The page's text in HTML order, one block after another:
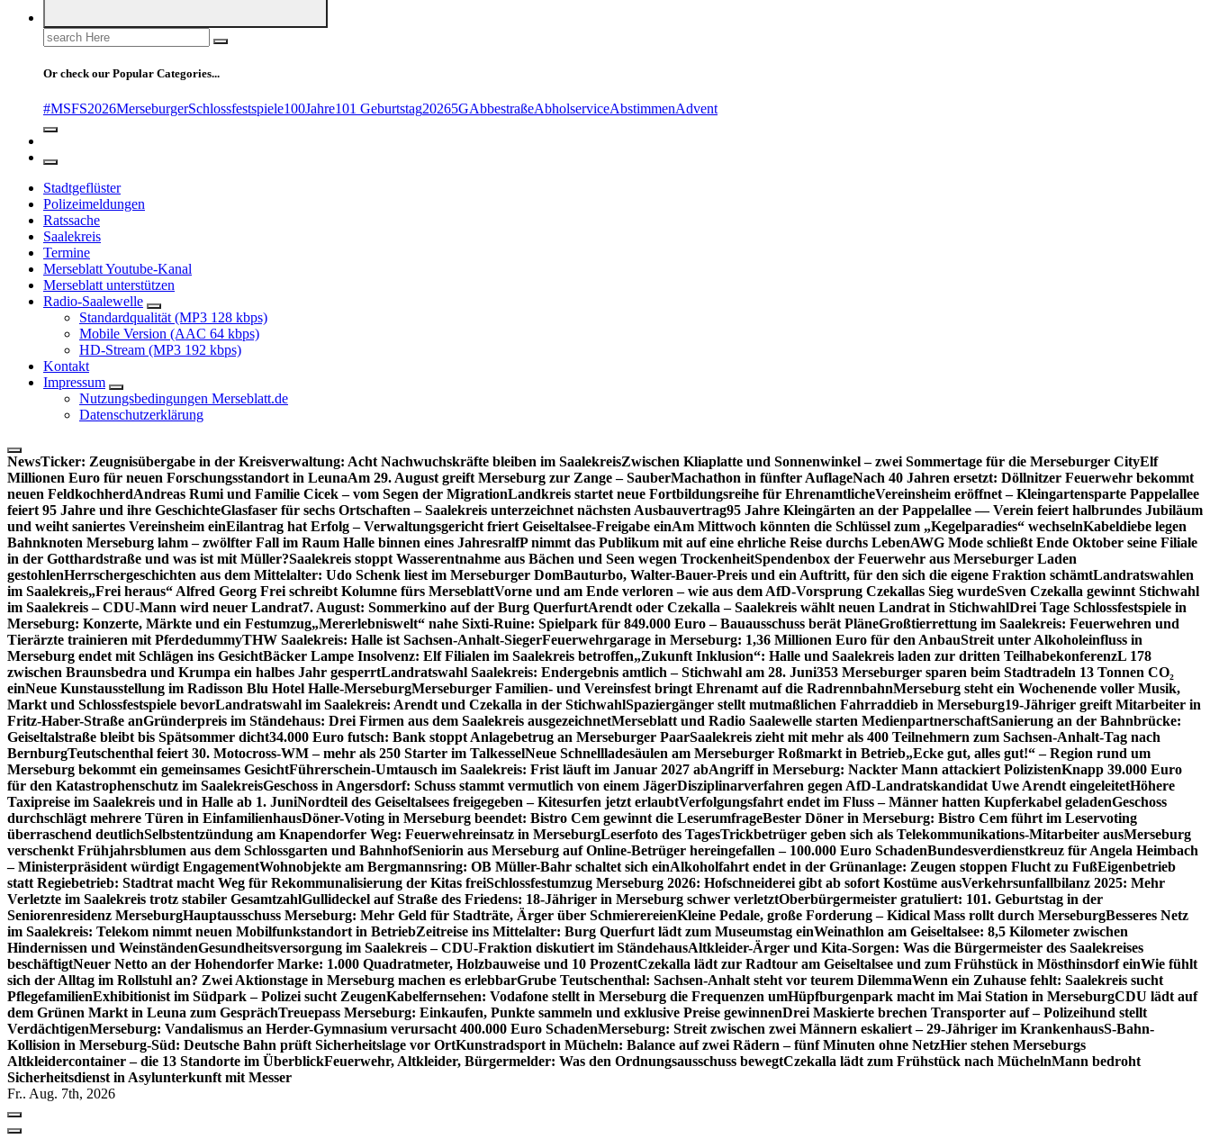
Search
for:
Or check our Popular Categories...
#MSFS2026MerseburgerSchlossfestspiele100Jahre101 Geburtstag20265GAbbestraßeAbholserviceAbstimmenAdvent
Stadtgeflüster
Polizeimeldungen
Ratssache
Saalekreis
Termine
Merseblatt Youtube-Kanal
Merseblatt unterstützen
Radio-Saalewelle
Standardqualität (MP3 128 kbps)
Mobile Version (AAC 64 kbps)
HD-Stream (MP3 192 kbps)
Kontakt
Impressum
Nutzungsbedingungen Merseblatt.de
Datenschutzerklärung
NewsTicker: Zeugnisübergabe in der Kreisverwaltung: Acht Nachwuchskräfte bleiben im SaalekreisZwischen Kliaplatte und Sonnenwinkel – zwei Sommertage für die Merseburger CityElf
Millionen Euro für neuen Forschungsstandort in LeunaAm 29. August greift Merseburg zur Zange – SauberMachathon in fünfter AuflageNach 40 Jahren ersetzt: Döllnitzer Feuerwehr bekommt
neuen FeldkochherdAndreas Rumi und Familie Cicek – vom Segen der MigrationLandkreis startet neue Fortbildungsreihe für EhrenamtlicheVereinsheim eröffnet – Kleingartensparte Pappelallee
feiert 95 Jahre und ihre GeschichteGlasfaser für sechs Ortschaften – Saalekreis unterzeichnet nächsten Ausbauvertrag95 Jahre Kleingärten an der Pappelallee — Verein feiert halbrundes Jubiläum
und weiht saniertes Vereinsheim einEilantrag hat Erfolg – Verwaltungsgericht friert Geiseltalsee-Freigabe einAm Mittwoch könnten die Schlüssel zum „Kegelparadies“ wechselnKabeldiebe legen
Bahnknoten Merseburg lahm – zwölfter Fall im Raum Halle binnen eines JahresralfP nimmt das Publikum mit auf eine ehrliche Reise durchs LebenAWG Mode schließt Ende Oktober seine Filiale
in der Gotthardstraße und was ist mit Müller?Saalekreis stoppt Wasserentnahme aus Bächen und Seen wegen TrockenheitSpendenbox der Feuerwehr aus Merseburger Laden
gestohlenHerrschergeschichten aus dem Mittelalter: Udo Schenk liest im Merseburger DomBauturbo, Walter-Bauer-Preis und ein Auftritt, für den sich die eigene Fraktion schämtLandratswahlen
im Saalekreis„Frei heraus“ Alfred Georg Frei schreibt Kolumne fürs MerseblattVorne und am Ende verloren – wie aus dem AfD-Vorsprung Czekallas Sieg wurdeSven Czekalla gewinnt Stichwahl
im Saalekreis – CDU-Mann wird neuer Landrat7. August: Sommerkino auf der Burg QuerfurtArendt oder Czekalla – Saalekreis wählt neuen Landrat in StichwahlDrei Tage Schlossfestspiele in
Merseburg: Konzerte, Märkte und ein Festumzug„Mererlebniswelt“ nahe Sixti-Ruine: Spielpark für 849.000 Euro – Bauausschuss berät PläneGroßtierrettung im Saalekreis: Feuerwehren und
Tierärzte trainieren mit PferdedummyTHW Saalekreis: Halle ist Sachsen-Anhalt-SiegerFeuerwehrgarage in Merseburg: 1,36 Millionen Euro für den AnbauStreit unter Alkoholeinfluss in
Merseburg endet mit Schlägen ins GesichtBäcker Lampe Insolvenz: Elf Filialen im Saalekreis betroffen„Zukunft Inklusion“: Halle und Saalekreis laden zur dritten TeilhabekonferenzL 178
zwischen Braunsbedra und Krumpa ein halbes Jahr gesperrtLandratswahl Saalekreis: Endergebnis amtlich – Stichwahl am 28. Juni353 Merseburger sparen beim Stadtradeln 13 Tonnen CO₂
einNeue Kunstausstellung im Radisson Blu Hotel Halle-MerseburgMerseburger Familien- und Vereinsfest bringt Ehrenamt auf die RadrennbahnMerseburg steht ein Wochenende voller Musik,
Markt und Schlossfestspiele bevorLandratswahl im Saalekreis: Arendt und Czekalla in der StichwahlSpaziergänger stellt mutmaßlichen Fahrraddieb in Merseburg19-Jähriger greift Mitarbeiter in
Fritz-Haber-Straße anGründerpreis im Ständehaus: Drei Firmen aus dem Saalekreis ausgezeichnetMerseblatt und Radio Saalewelle starten MedienpartnerschaftSanierung an der Bahnbrücke:
Geiseltalstraße bleibt bis Spätsommer dicht34.000 Euro futsch: Bank stoppt Anlagebetrug an Merseburger PaarSaalekreis zieht mit mehr als 400 Teilnehmern zum Sachsen-Anhalt-Tag nach
BernburgTeutschenthal feiert 30. Motocross-WM – mehr als 250 Starter im TalkesselNeue Schnellladesäulen am Merseburger Roßmarkt in Betrieb„Ecke gut, alles gut!“ – Region rund um
Merseburg bekommt ein gemeinsames GesichtFührerschein-Umtausch im Saalekreis: Frist läuft im Januar 2027 abAngriff in Merseburg: Nackter Mann attackiert PolizistenKnapp 39.000 Euro
für den Katastrophenschutz im SaalekreisGeschoss in Angersdorf: Schuss stammt vermutlich von einem JägerDisziplinarverfahren gegen AfD-Landratskandidat Uwe Arendt eingeleitetHöhere
Taxipreise im Saalekreis und in Halle ab 1. JuniNordteil des Geiseltalsees freigegeben – Kitesurfen jetzt erlaubtVerfolgungsfahrt endet im Fluss – Männer hatten Kupferkabel geladenGeschoss
durchschlägt mehrere Türen in EinfamilienhausDöner-Voting in Merseburg beendet: Bistro Cem gewinnt die LeserumfrageBester Döner in Merseburg: Bistro Cem führt im Leservoting
überraschend deutlichSelbstentzündung am Knapendorfer Weg: Feuerwehreinsatz in MerseburgLeserfoto des TagesTrickbetrüger geben sich als Telekommunikations-Mitarbeiter ausMerseburg
verschenkt Frühjahrsblumen aus dem Schlossgarten und BahnhofSeniorin aus Merseburg auf Online-Betrüger hereingefallen – 100.000 Euro SchadenBundesverdienstkreuz für Angela Heimbach
– Ministerpräsident würdigt EngagementWohnobjekte am Bergmannsring: OB Müller-Bahr schaltet sich einAlkoholfahrt endet in der Grünanlage: Zeugen stoppen Flucht zu FußEigenbetrieb
statt Regiebetrieb: Stadtrat macht Weg für Rekommunalisierung der Kitas freiSchlossfestumzug Merseburg 2026: Hofschneiderei gibt ab sofort Kostüme ausVerkehrsunfallbilanz 2025: Mehr
Verletzte im Saalekreis trotz stabiler GesamtzahlGullideckel auf Straße des Friedens: 18-Jähriger in Merseburg schwer verletztOberbürgermeister gratuliert: 101. Geburtstag in der
Seniorenresidenz MerseburgHauptausschuss Merseburg: Mehr Geld für Stadträte, Ärger über SchmierereienKleine Pedale, große Forderung – Kidical Mass rollt durch MerseburgBesseres Netz
im Saalekreis: Telekom nimmt neuen Mobilfunkstandort in BetriebZeitreise ins Mittelalter: Burg Querfurt lädt zum Museumstag einWeinathlon am Geiseltalsee: 8,5 Kilometer zwischen
Hindernissen und WeinständenGesundheitsversorgung im Saalekreis – CDU-Fraktion diskutiert im StändehausAltkleider-Ärger und Kita-Sorgen: Was die Bürgermeister des Saalekreises
beschäftigtNeuer Netto an der Hohendorfer Marke: 1.000 Quadratmeter, Holzbauweise und 10 ProzentCzekalla lädt zur Radtour am Geiseltalsee und zum Frühstück in Mösthinsdorf einWie fühlt
sich der Alltag im Rollstuhl an? Zwei Aktionstage in Merseburg machen es erlebbarGrube Teutschenthal: Sachsen-Anhalt steht vor teurem DilemmaWenn ein Zuhause fehlt: Saalekreis sucht
PflegefamilienExhibitionist im Südpark – Polizei sucht ZeugenKabelfernsehen: Vodafone stellt in Merseburg die Frequenzen umHüpfburgenpark macht im Mai Station in MerseburgCDU lädt auf
dem Grünen Markt in Leuna zum GesprächTreuepass Merseburg: Einkaufen, Punkte sammeln und exklusive Preise gewinnenDrei Maskierte brechen Transporter auf – Polizeihund stellt
VerdächtigenMerseburg: Vandalismus an Herder-Gymnasium verursacht 400.000 Euro SchadenMerseburg: Streit zwischen zwei Männern eskaliert – 29-Jähriger im KrankenhausS-Bahn-
Kollision in Merseburg-Süd: Deutsche Bahn prüft Sicherheitslage vor OrtKunstradsport in Mücheln: Balance auf zwei Rädern – fünf Minuten ohne NetzHier stehen Merseburgs
Altkleidercontainer – die 13 Standorte im ÜberblickFeuerwehr, Altkleider, Bürgermelder: Was den Ordnungsausschuss bewegtCzekalla lädt zum Frühstück nach MüchelnMann bedroht
Sicherheitsdienst in Asylunterkunft mit Messer
Fr.. Aug. 7th, 2026